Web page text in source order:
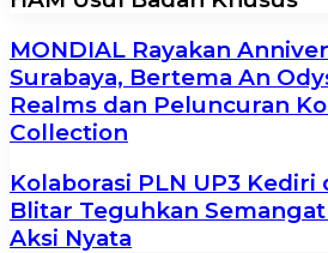
MONDIAL Rayakan
Surabaya, Bertema An
Realms dan Peluncuran
Collection
Kolaborasi PLN UP3
Blitar Teguhkan
Aksi Nyata